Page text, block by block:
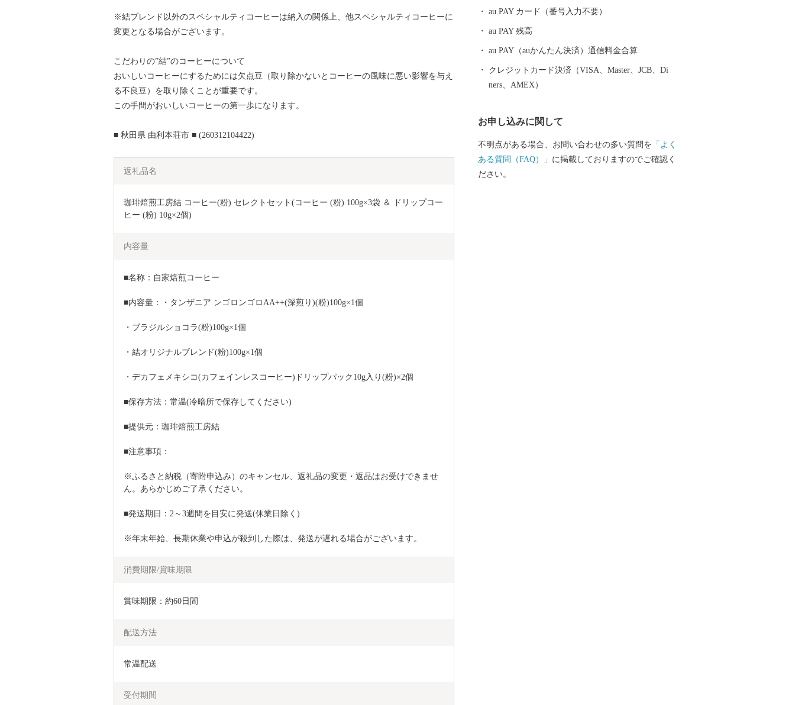
※結ブレンド以外のスペシャルティコーヒーは納入の関係上、他スペシャルティコーヒーに
変更となる場合がございます。
こだわりの”結”のコーヒーについて
おいしいコーヒーにするためには欠点豆（取り除かないとコーヒーの風味に悪い影響を与え
る不良豆）を取り除くことが重要です。
この手間がおいしいコーヒーの第一歩になります。
■ 秋田県 由利本荘市 ■ (260312104422)
返礼品名
珈琲焙煎工房結 コーヒー(粉) セレクトセット(コーヒー (粉) 100g×3袋 ＆ ドリップコー
ヒー (粉) 10g×2個)
内容量
■名称：自家焙煎コーヒー
■内容量：・タンザニア ンゴロンゴロAA++(深煎り)(粉)100g×1個
・ブラジルショコラ(粉)100g×1個
・結オリジナルブレンド(粉)100g×1個
・デカフェメキシコ(カフェインレスコーヒー)ドリップパック10g入り(粉)×2個
■保存方法：常温(冷暗所で保存してください)
■提供元：珈琲焙煎工房結
■注意事項：
※ふるさと納税（寄附申込み）のキャンセル、返礼品の変更・返品はお受けできませ
ん。あらかじめご了承ください。
■発送期日：2～3週間を目安に発送(休業日除く)
※年末年始、長期休業や申込が殺到した際は、発送が遅れる場合がございます。
消費期限/賞味期限
賞味期限：約60日間
配送方法
常温配送
受付期間
au PAY カード（番号入力不要）
au PAY 残高
au PAY（auかんたん決済）通信料金合算
クレジットカード決済（VISA、Master、JCB、Di
ners、AMEX）
お申し込みに関して
不明点がある場合、お問い合わせの多い質問を 「よく
ある質問（FAQ）」 に掲載しておりますのでご確認く
ださい。